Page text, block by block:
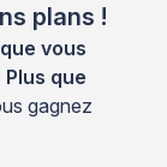
plans !
vous
que
gagnez